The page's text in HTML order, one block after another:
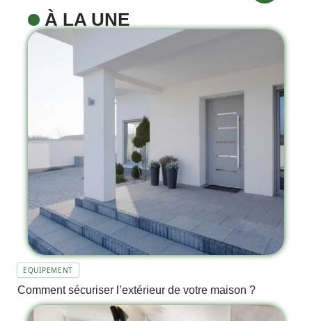
À LA UNE
EQUIPEMENT
Comment sécuriser l’extérieur de votre maison ?